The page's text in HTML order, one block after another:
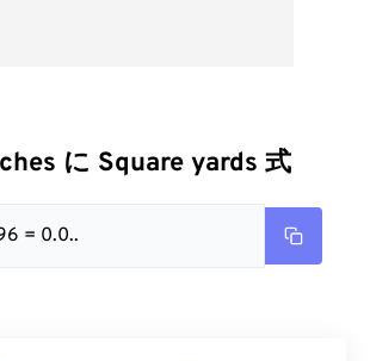
に Square yards 式
= 0.0..